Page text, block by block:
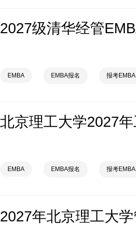
EMBA EMBA报名 报考EMBA
EMBA EMBA报名 报考EMBA